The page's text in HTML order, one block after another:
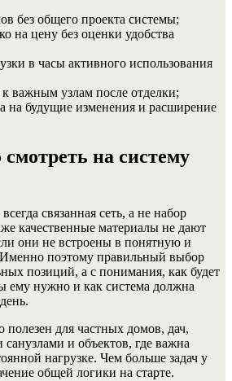
без общего проекта системы;
на цену без оценки удобства
в часы активного использования
важным узлам после отделки;
на будущие изменения и расширение
на систему
связанная сеть, а не набор
качественные материалы не дают
они не встроены в понятную и
Именно поэтому правильный выбор
позиций, а с понимания, как будет
ему нужно и как система должна
полезен для частных домов, дач,
санузлами и объектов, где важна
нагрузке. Чем больше задач у
общей логики на старте.